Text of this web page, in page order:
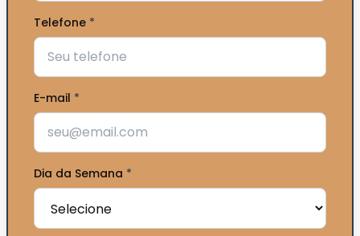
Telefone *
E-mail *
Dia da Semana *